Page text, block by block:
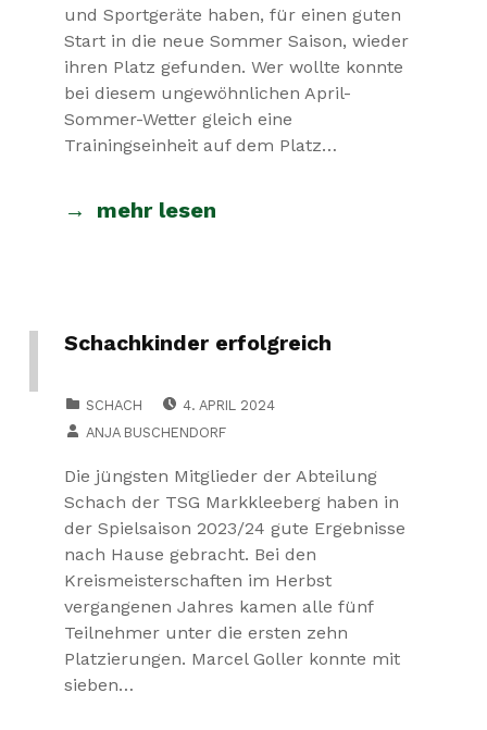
und Sportgeräte haben, für einen guten
Start in die neue Sommer Saison, wieder
ihren Platz gefunden. Wer wollte konnte
bei diesem ungewöhnlichen April-
Sommer-Wetter gleich eine
Trainingseinheit auf dem Platz…
mehr lesen
Schachkinder erfolgreich
SCHACH
4. APRIL 2024
ANJA BUSCHENDORF
Die jüngsten Mitglieder der Abteilung
Schach der TSG Markkleeberg haben in
der Spielsaison 2023/24 gute Ergebnisse
nach Hause gebracht. Bei den
Kreismeisterschaften im Herbst
vergangenen Jahres kamen alle fünf
Teilnehmer unter die ersten zehn
Platzierungen. Marcel Goller konnte mit
sieben…